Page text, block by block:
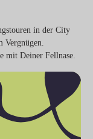
in der City
mit Deiner Fellnase.